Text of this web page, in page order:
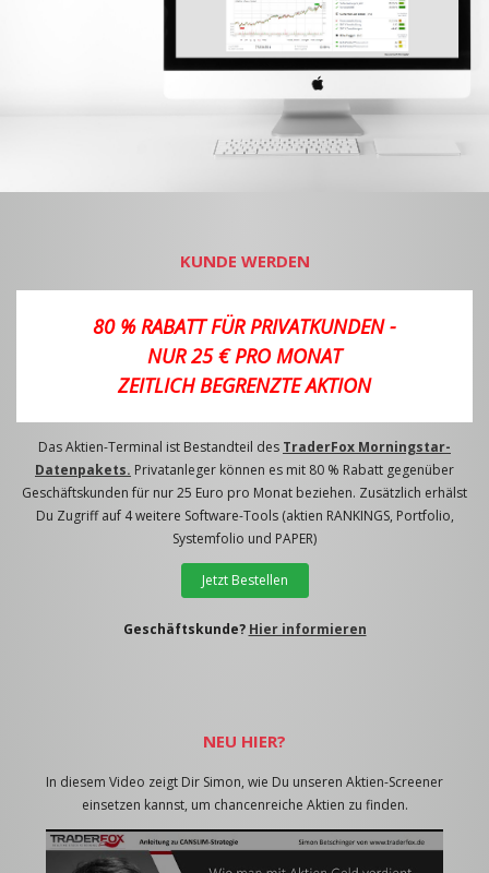
KUNDE WERDEN
80 % RABATT FÜR PRIVATKUNDEN -
NUR 25 € PRO MONAT
ZEITLICH BEGRENZTE AKTION
Das Aktien-Terminal ist Bestandteil des TraderFox Morningstar-
Datenpakets. Privatanleger können es mit 80 % Rabatt gegenüber
Geschäftskunden für nur 25 Euro pro Monat beziehen. Zusätzlich erhälst
Du Zugriff auf 4 weitere Software-Tools (aktien RANKINGS, Portfolio,
Systemfolio und PAPER)
Jetzt Bestellen
Geschäftskunde? Hier informieren
NEU HIER?
In diesem Video zeigt Dir Simon, wie Du unseren Aktien-Screener
einsetzen kannst, um chancenreiche Aktien zu finden.